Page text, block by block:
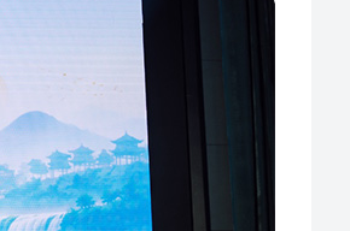
信息整合服务平台
问题研究资料中心
与外国政府出版物网络资源整
数字图书馆
图书馆
文献共享平台
共荐优质书目
系
程
程